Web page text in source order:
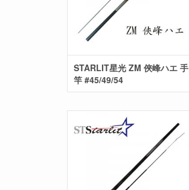
STARLIT星光 ZM 俠峰ハエ 手
竿 #45/49/54